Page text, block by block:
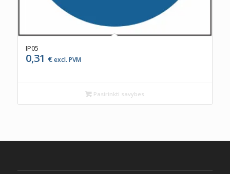
IP05
0,31 €excl. PVM
Pasirinkti savybes